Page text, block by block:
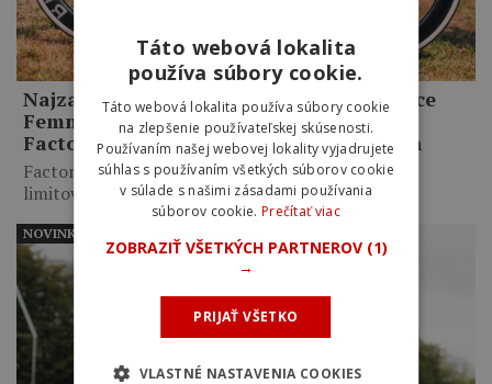
Najzaujímavejší bicykel na Tour de France
Femmes 2026? Detaily špeciálnej edície
Factor One tímu Human Powered Health
Factor pripravil pre Tour de France Femmes dve
limitované edície…
NOVINKY
Táto webová lokalita
používa súbory cookie.
Táto webová lokalita používa súbory cookie
na zlepšenie používateľskej skúsenosti.
Používaním našej webovej lokality vyjadrujete
súhlas s používaním všetkých súborov cookie
v súlade s našimi zásadami používania
súborov cookie. Prečítať viac
ZOBRAZIŤ VŠETKÝCH PARTNEROV (1)
→
PRIJAŤ VŠETKO
VLASTNÉ NASTAVENIA COOKIES